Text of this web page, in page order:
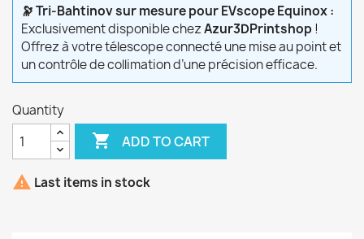
🔭 Tri-Bahtinov sur mesure pour EVscope Equinox :
Exclusivement disponible chezAzur3DPrintshop!
Offrez à votre télescope connecté une mise au point et
un contrôle de collimation d’une précision efficace.
Quantity
 ADD TO CART
 Last items in stock